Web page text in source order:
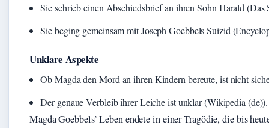
Sie schrieb einen Abschiedsbrief an ihren Sohn Harald
Sie beging gemeinsam mit Joseph Goebbels Suizid
Unklare Aspekte
Ob Magda den Mord an ihren Kindern bereute, ist nicht
Der genaue Verbleib ihrer Leiche ist unklar (Wikipedia (de)).
Magda Goebbels’ Leben endete in einer Tragödie, die bis